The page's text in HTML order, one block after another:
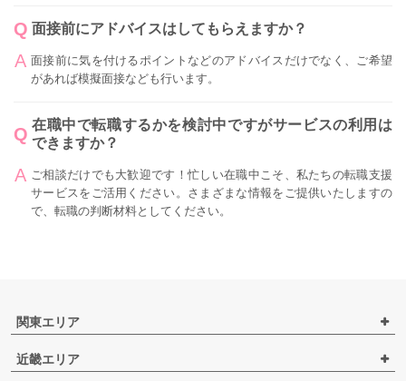
面接前にアドバイスはしてもらえますか？
面接前に気を付けるポイントなどのアドバイスだけでなく、ご希望
があれば模擬面接なども行います。
在職中で転職するかを検討中ですがサービスの利用は
できますか？
ご相談だけでも大歓迎です！忙しい在職中こそ、私たちの転職支援
サービスをご活用ください。さまざまな情報をご提供いたしますの
で、転職の判断材料としてください。
関東エリア
近畿エリア